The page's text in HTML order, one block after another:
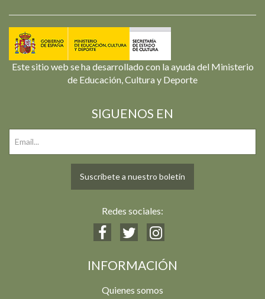
Este sitio web se ha desarrollado con la ayuda del Ministerio
de Educación, Cultura y Deporte
SIGUENOS EN
Suscríbete a nuestro boletín
Redes sociales:
INFORMACIÓN
Quienes somos